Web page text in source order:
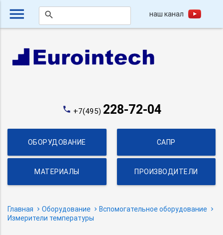
menu search наш канал
phone +7(495) 228-72-04
ОБОРУДОВАНИЕ САПР
МАТЕРИАЛЫ ПРОИЗВОДИТЕЛИ
Главная Оборудование
Вспомогательное оборудование
Измерители температуры